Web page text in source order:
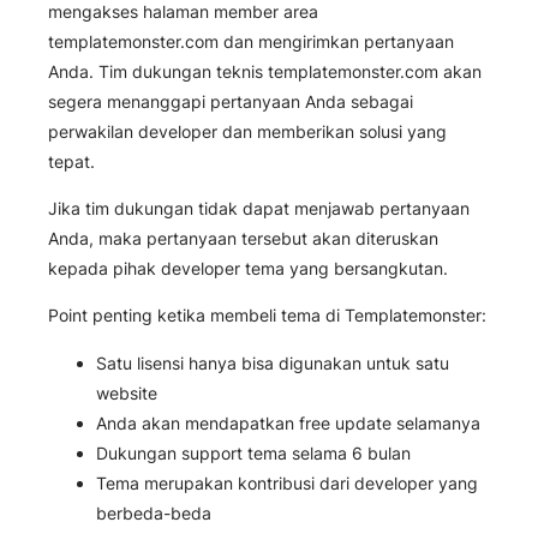
mengakses halaman member area
templatemonster.com dan mengirimkan pertanyaan
Anda. Tim dukungan teknis templatemonster.com akan
segera menanggapi pertanyaan Anda sebagai
perwakilan developer dan memberikan solusi yang
tepat.
Jika tim dukungan tidak dapat menjawab pertanyaan
Anda, maka pertanyaan tersebut akan diteruskan
kepada pihak developer tema yang bersangkutan.
Point penting ketika membeli tema di Templatemonster:
Satu lisensi hanya bisa digunakan untuk satu
website
Anda akan mendapatkan free update selamanya
Dukungan support tema selama 6 bulan
Tema merupakan kontribusi dari developer yang
berbeda-beda